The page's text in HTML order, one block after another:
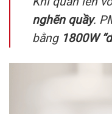
nghẽn quầy.
bằng 1800W